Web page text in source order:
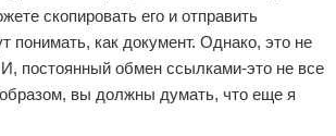
скопировать его и отправить
понимать, как документ. Однако, это не
И, постоянный обмен ссылками-это не все
вы должны думать, что еще я